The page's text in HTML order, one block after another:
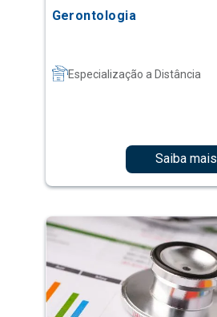
Gerontologia
Especialização a Distância
Saiba mais